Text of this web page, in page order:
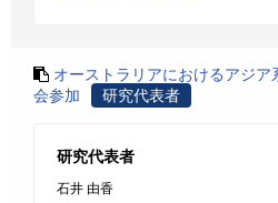
オーストラリアにおけるアジア
会参加
研究代表者
研究代表者
石井 由香